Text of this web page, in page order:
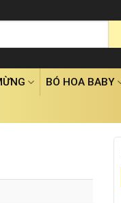
BÓ HOA BABY